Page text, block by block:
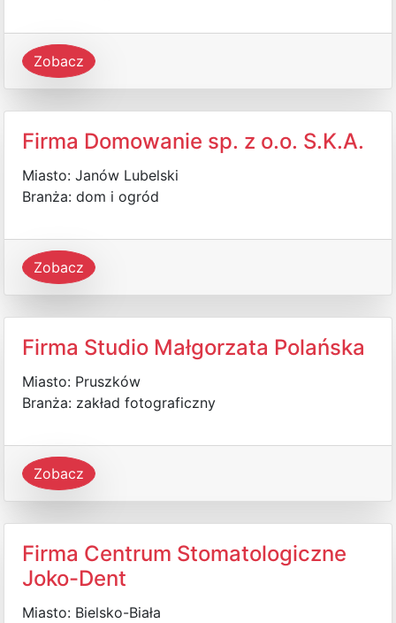
Zobacz
Firma Domowanie sp. z o.o. S.K.A.
Miasto: Janów Lubelski
Branża: dom i ogród
Zobacz
Firma Studio Małgorzata Polańska
Miasto: Pruszków
Branża: zakład fotograficzny
Zobacz
Firma Centrum Stomatologiczne
Joko-Dent
Miasto: Bielsko-Biała